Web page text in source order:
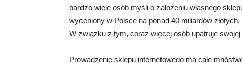
bardzo wiele osób myśli o założeniu własnego
wyceniony w Polsce na ponad 40 miliardów
W związku z tym, coraz więcej osób upatruje
Prowadzenie sklepu internetowego ma całe